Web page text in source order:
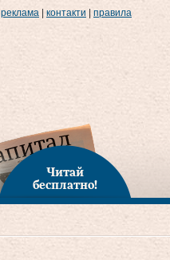
реклама контакти правила
Читай
бесплатно!